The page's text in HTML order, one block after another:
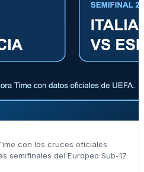
con los cruces oficiales
semifinales del Europeo Sub-17